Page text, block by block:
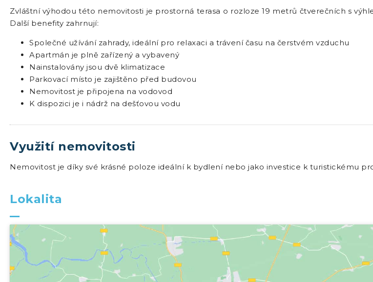
Zvláštní výhodou této nemovitosti je prostorná terasa o rozloze 19 metrů čtverečních s
Další benefity zahrnují:
Společné užívání zahrady, ideální pro relaxaci a trávení času na čerstvém vzduchu
Apartmán je plně zařízený a vybavený
Nainstalovány jsou dvě klimatizace
Parkovací místo je zajištěno před budovou
Nemovitost je připojena na vodovod
K dispozici je i nádrž na dešťovou vodu
Využití nemovitosti
Nemovitost je díky své krásné poloze ideální k bydlení nebo jako investice k turistickému
Lokalita